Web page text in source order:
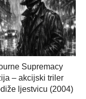
Supremacy
– akcijski triler
ljestvicu (2004)